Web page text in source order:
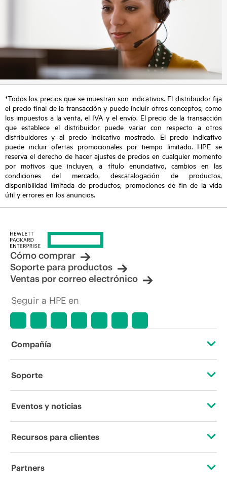
*Todos los precios que se muestran son indicativos. El distribuidor fija
el precio final de la transacción y puede incluir otros conceptos, como
los impuestos a la venta, el IVA y el envío. El precio de la transacción
que establece el distribuidor puede variar con respecto a otros
distribuidores y al precio indicativo mostrado. El precio indicativo
puede incluir ofertas promocionales por tiempo limitado. HPE se
reserva el derecho de hacer ajustes de precios en cualquier momento
por motivos que incluyen, a título enunciativo, cambios en las
condiciones del mercado, descatalogación de productos,
disponibilidad limitada de productos, promociones de fin de la vida
útil y errores en los anuncios.
Cómo comprar
Soporte para productos
Ventas por correo electrónico
Seguir a HPE en
Compañía
Acerca de HPE
Responsabilidad corporativa
Laboratorios HPE
Soporte
Servicios de soporte operativo
Software y controladores
Eventos y noticias
Eventos
Recursos para clientes
Contacta con nosotros
Partners